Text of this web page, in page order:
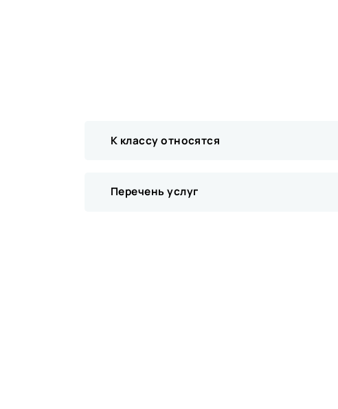
К классу относятся
Перечень услуг